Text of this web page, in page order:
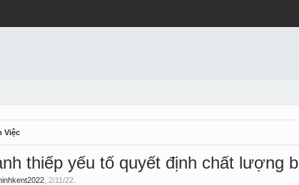
Việc
thiếp yếu tố quyết định chất lượng
2/11/22